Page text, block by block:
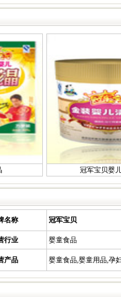
冠军宝贝婴儿清
名称 冠军宝贝
行业 婴童食品
产品 婴童食品,婴童用品,孕